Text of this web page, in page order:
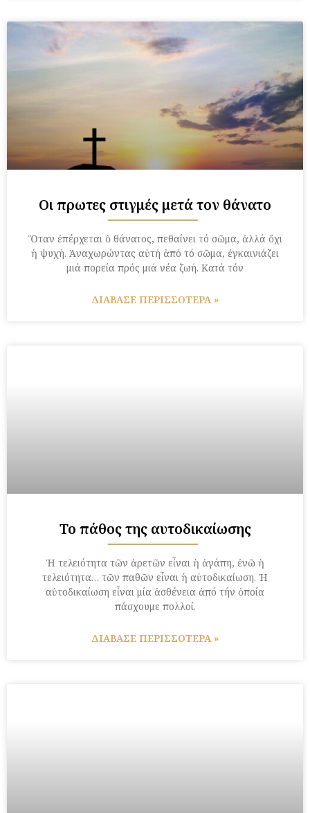
Οι πρωτες στιγμές μετά τον θάνατο
Ὅταν ἐπέρχεται ὁ θάνατος, πεθαίνει τό σῶμα, ἀλλά ὄχι
ἡ ψυχή. Ἀναχωρώντας αὐτή ἀπό τό σῶμα, ἐγκαινιάζει
μιά πορεία πρός μιά νέα ζωή. Κατά τόν
ΔΙΑΒΑΣΕ ΠΕΡΙΣΣΟΤΕΡΑ »
Το πάθος της αυτοδικαίωσης
Ἡ τελειότητα τῶν ἀρετῶν εἶναι ἡ ἀγάπη, ἐνῶ ἡ
τελειότητα… τῶν παθῶν εἶναι ἡ αὐτοδικαίωση. Ἡ
αὐτοδικαίωση εἶναι μία ἀσθένεια ἀπό τήν ὁποία
πάσχουμε πολλοί.
ΔΙΑΒΑΣΕ ΠΕΡΙΣΣΟΤΕΡΑ »